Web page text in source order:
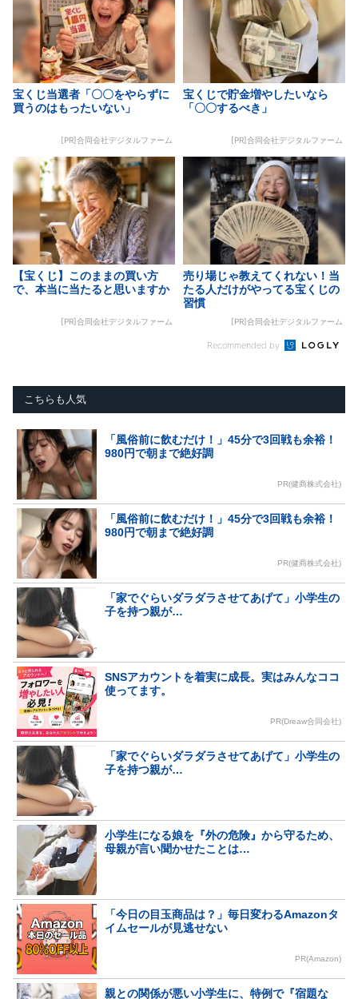
宝くじ当選者「〇〇をやらずに
買うのはもったいない」
[PR]合同会社デジタルファーム
宝くじで貯金増やしたいなら
「〇〇するべき」
[PR]合同会社デジタルファーム
【宝くじ】このままの買い方
で、本当に当たると思いますか
[PR]合同会社デジタルファーム
売り場じゃ教えてくれない！当
たる人だけがやってる宝くじの
習慣
[PR]合同会社デジタルファーム
Recommended by
こちらも人気
「風俗前に飲むだけ！」45分で3回戦も余裕！
980円で朝まで絶好調
PR(健商株式会社)
「風俗前に飲むだけ！」45分で3回戦も余裕！
980円で朝まで絶好調
PR(健商株式会社)
「家でぐらいダラダラさせてあげて」小学生の
子を持つ親が…
SNSアカウントを着実に成長。実はみんなココ
使ってます。
PR(Dreaw合同会社)
「家でぐらいダラダラさせてあげて」小学生の
子を持つ親が…
小学生になる娘を『外の危険』から守るため、
母親が言い聞かせたことは…
「今日の目玉商品は？」毎日変わるAmazonタ
イムセールが見逃せない
PR(Amazon)
親との関係が悪い小学生に、特例で『宿題な